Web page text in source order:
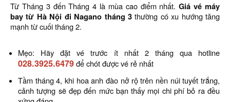
Từ Tháng 3 đến Tháng 4 là mùa cao điểm nhất. Giá vé máy
bay từ Hà Nội đi Nagano tháng 3thường có xu hướng tăng
mạnh từ cuối tháng 2.
Mẹo: Hãy đặt vé trước ít nhất 2 tháng qua hotline
028.3925.6479để chót được vé rẻ nhất
Tầm tháng 4, khi hoa anh đào nở rộ trên nền núi tuyết trắng,
cảnh tượng sẽ đẹp đến mức bạn thấy mọi chi phí bỏ ra đều